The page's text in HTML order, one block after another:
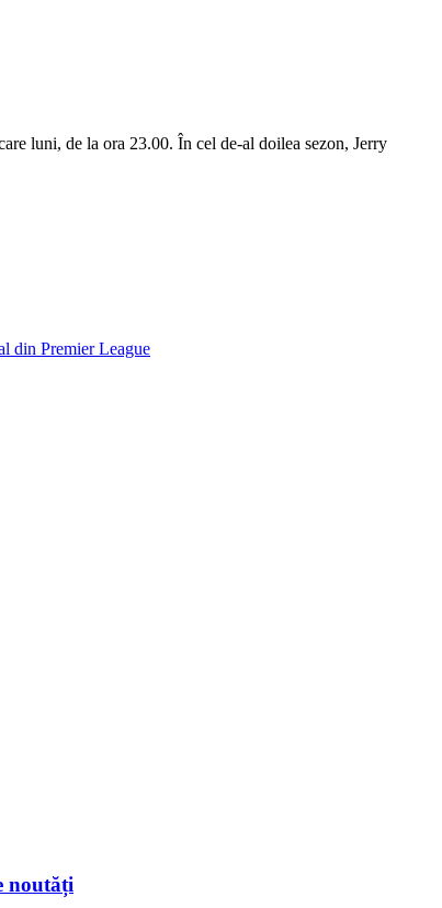
luni, de la ora 23.00. În cel de-al doilea sezon, Jerry
din Premier League
noutăți